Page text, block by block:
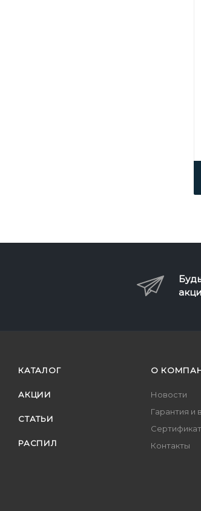
КАТАЛОГ
АКЦИИ
СТАТЬИ
РАСПИЛ
О
Новости
Гарантия и
Контакты